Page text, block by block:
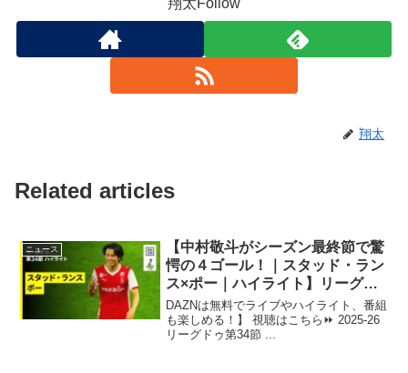
翔太
Related articles
ニュース
【中村敬斗がシーズン最終節で驚
愕の４ゴール！｜スタッド・ラン
ス×ポー｜ハイライト】リーグド
ゥ第34節｜2025-26シーズン
DAZNは無料でライブやハイライト、番組
も楽しめる！】 視聴はこちら⏩️ 2025-26
リーグドゥ第34節 ...